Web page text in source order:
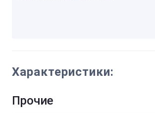
Характеристики:
Прочие